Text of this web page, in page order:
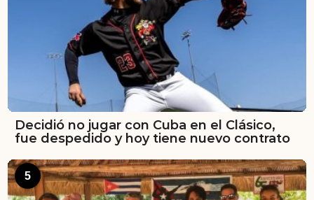
Decidió no jugar con Cuba en el Clásico,
fue despedido y hoy tiene nuevo contrato
5